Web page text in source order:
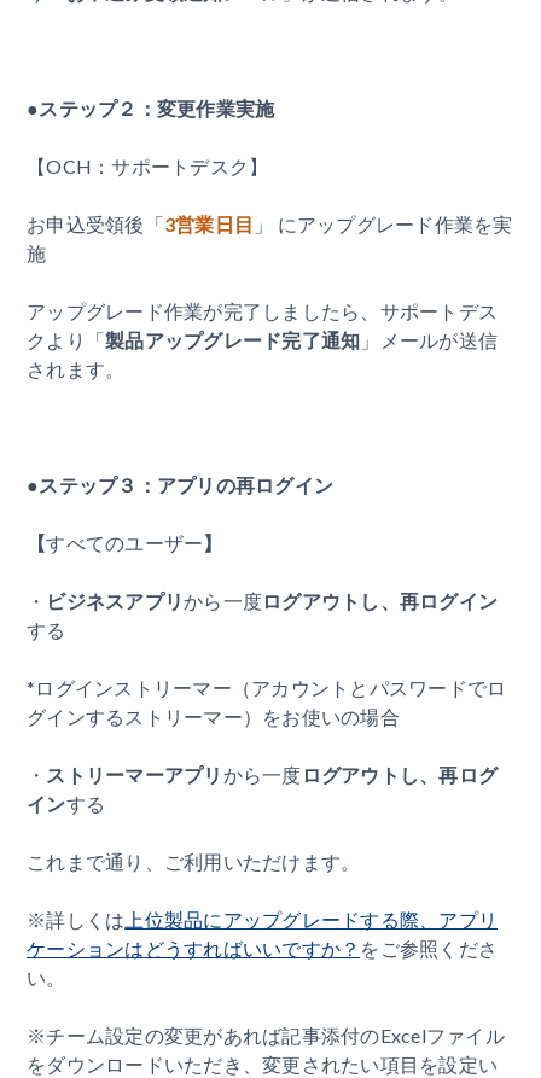
●ステップ２：変更作業実施
【OCH：サポートデスク】
お申込受領後「3営業日目 」 にアップグレード作業を実
施
アップグレード作業が完了しましたら、サポートデス
クより「製品アップグレード完了通知 」メールが送信
されます。
●ステップ３：アプリの再ログイン
【すべてのユーザー】
・ ビジネスアプリから一度ログアウトし、再ログイン
する
*ログインストリーマー（アカウントとパスワードでロ
グインするストリーマー）をお使いの場合
・ ストリーマーアプリ から一度 ログアウトし、再ログ
インする
これまで通り、ご利用いただけます。
※詳しくは 上位製品にアップグレードする際、アプリ
ケーションはどうすればいいですか？ をご参照くださ
い。
※チーム設定の変更があれば記事添付のExcelファイル
をダウンロードいただき、変更されたい項目を設定い